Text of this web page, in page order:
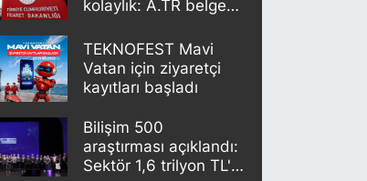
kolaylık: A.TR belgesi
oluşturuluyor
TEKNOFEST Mavi
Vatan için ziyaretçi
kayıtları başladı
Bilişim 500
araştırması açıklandı:
Sektör 1,6 trilyon TL'lik